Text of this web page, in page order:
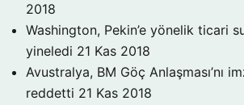
2018
Washington, Pekin’e yönelik ticari
yineledi 21 Kas 2018
Avustralya, BM Göç Anlaşması’nı
reddetti 21 Kas 2018